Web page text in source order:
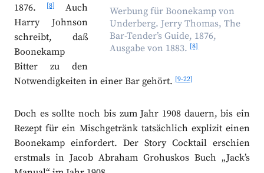
Werbung für Boonekamp von
Underberg. Jerry Thomas, The
Bar-Tender’s Guide, 1876,
Ausgabe von 1883. [8]
1876.
[8]
Auch
Harry Johnson
schreibt, daß
Boonekamp
Bitter zu den
Notwendigkeiten in einer Bar gehört.[9-22]
Doch es sollte noch bis zum Jahr 1908 dauern, bis ein
Rezept für ein Mischgetränk tatsächlich explizit einen
Boonekamp einfordert. Der Story Cocktail erschien
erstmals in Jacob Abraham Grohuskos Buch „Jack’s